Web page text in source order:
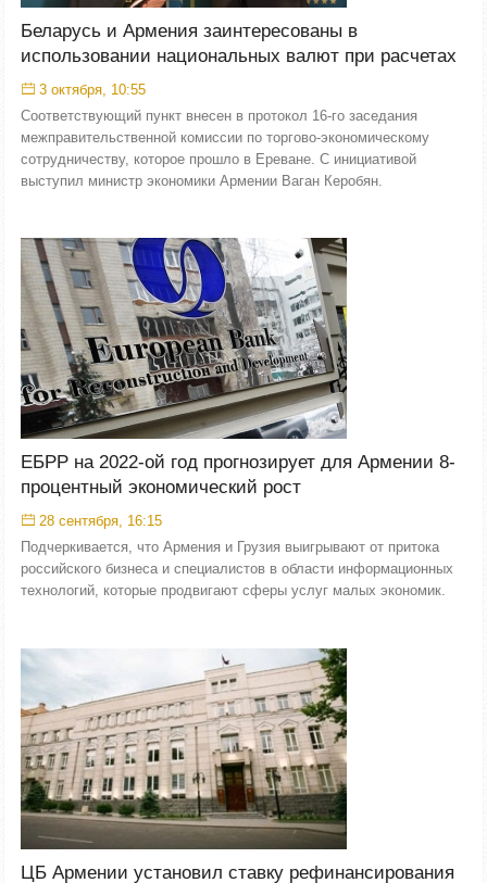
Беларусь и Армения заинтересованы в
использовании национальных валют при расчетах
3 октября, 10:55
Соответствующий пункт внесен в протокол 16-го заседания
межправительственной комиссии по торгово-экономическому
сотрудничеству, которое прошло в Ереване. С инициативой
выступил министр экономики Армении Ваган Керобян.
ЕБРР на 2022-ой год прогнозирует для Армении 8-
процентный экономический рост
28 сентября, 16:15
Подчеркивается, что Армения и Грузия выигрывают от притока
российского бизнеса и специалистов в области информационных
технологий, которые продвигают сферы услуг малых экономик.
ЦБ Армении установил ставку рефинансирования